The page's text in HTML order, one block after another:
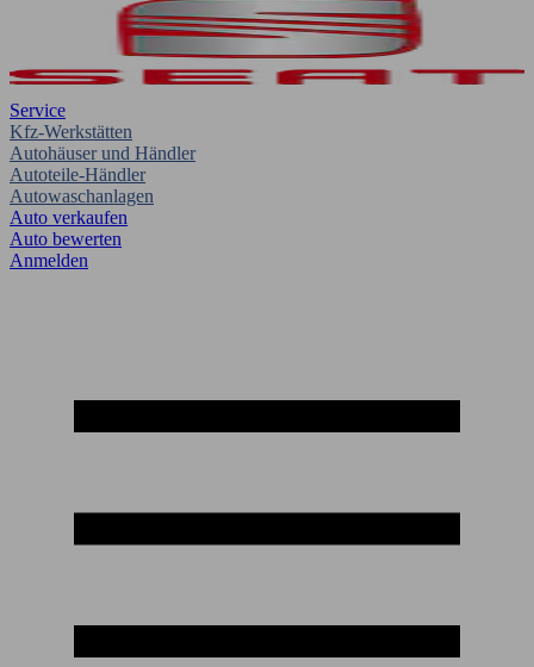
Service
Kfz-Werkstätten
Autohäuser und Händler
Autoteile-Händler
Autowaschanlagen
Auto verkaufen
Auto bewerten
Anmelden